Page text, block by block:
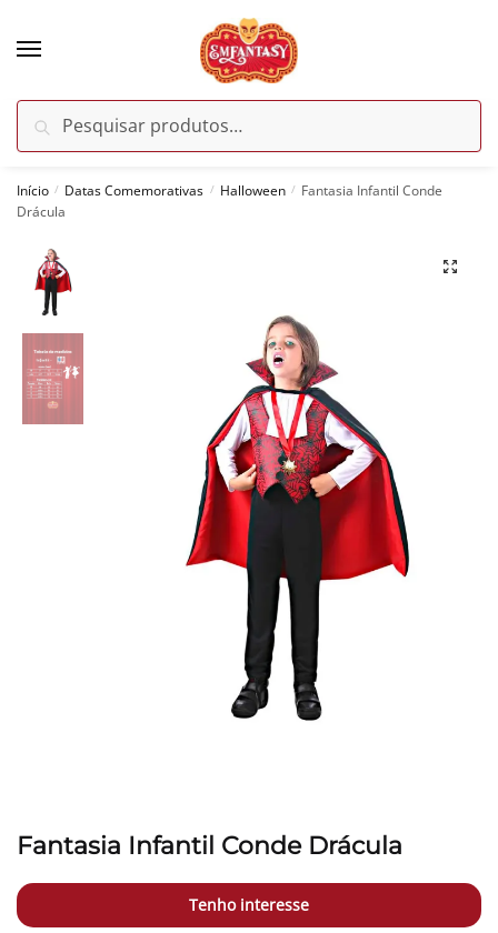
por:
Pesquisar
Início / Datas Comemorativas / Halloween / Fantasia Infantil Conde
Drácula
Fantasia Infantil Conde Drácula
Tenho interesse